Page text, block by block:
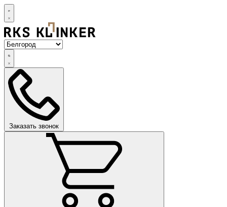
Заказать звонок